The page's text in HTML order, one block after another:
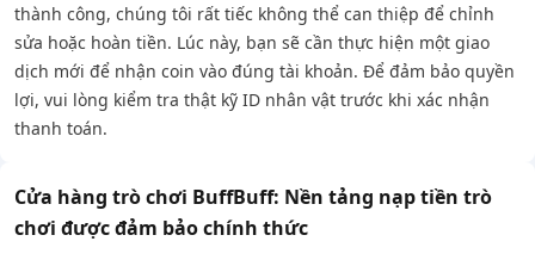
thành công, chúng tôi rất tiếc không thể can thiệp để chỉnh
sửa hoặc hoàn tiền. Lúc này, bạn sẽ cần thực hiện một giao
dịch mới để nhận coin vào đúng tài khoản. Để đảm bảo quyền
lợi, vui lòng kiểm tra thật kỹ ID nhân vật trước khi xác nhận
thanh toán.
Cửa hàng trò chơi BuffBuff: Nền tảng nạp tiền trò
chơi được đảm bảo chính thức